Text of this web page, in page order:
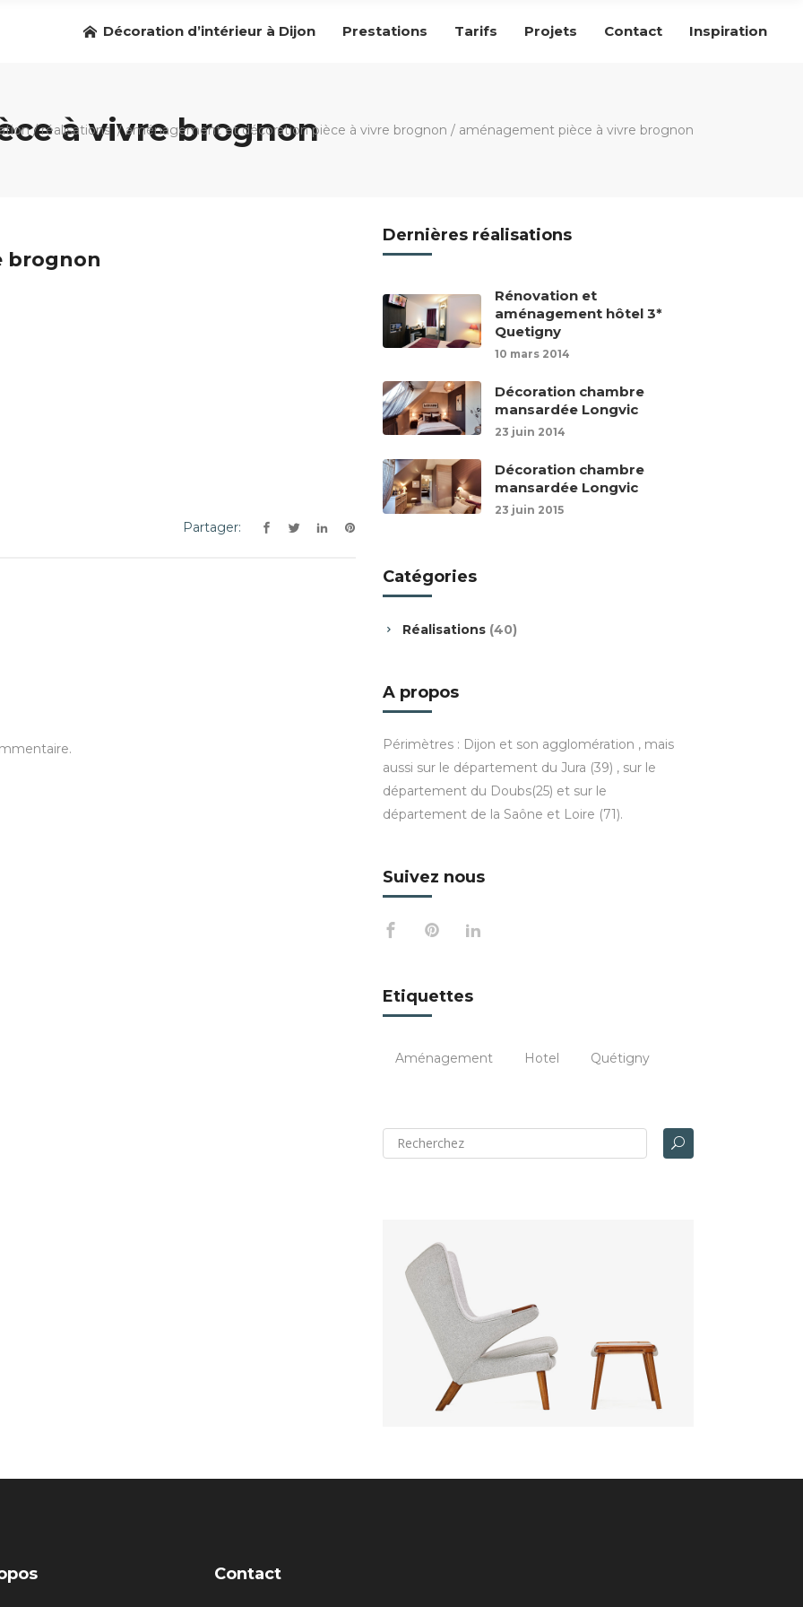
Décoration d’intérieur à Dijon Prestations Tarifs Projets Contact Inspiration
à vivre brognon
/réalisations /aménagement et décoration pièce à vivre brognon / aménagement pièce à vivre brognon
brognon
Partager:
Dernières réalisations
Rénovation et
aménagement hôtel 3*
Quetigny
10 mars 2014
Décoration chambre
mansardée Longvic
23 juin 2014
Décoration chambre
mansardée Longvic
23 juin 2015
Catégories
Réalisations (40)
A propos
Périmètres : Dijon et son agglomération , mais
aussi sur le département du Jura (39) , sur le
département du Doubs(25) et sur le
département de la Saône et Loire (71).
Suivez nous
Etiquettes
Aménagement Hotel Quétigny
Contact